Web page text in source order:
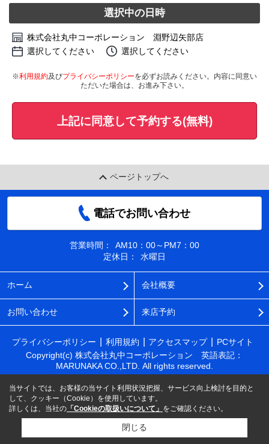
選択中の日時
株式会社丸中コーポレーション 淵野辺矢部店
選択してください
選択してください
※利用規約及びプライバシーポリシーを必ずお読みください。内容に同意い
ただいた場合は、お進み下さい。
上記に同意して予約する(無料)
ページトップへ
電話でお問い合わせ
営業時間：
AM10：00～PM7：00
定休日：
水曜日
ホーム 会社概要
お問い合わせ 来店予約
プライバシーポリシー 利用規約 アクセスマップ
PCサイト
Copyright(c) 株式会社丸中コーポレーション 英語表記：
MARUNAKA CO.,LTD. All rights reserved.
当サイトでは、お客様の当サイト利用状況把握、サービス向上検討を目的と
して、クッキー（Cookie）を使用しています。
詳しくは、当社の 「Cookieの取扱いについて」 をご確認ください。
閉じる